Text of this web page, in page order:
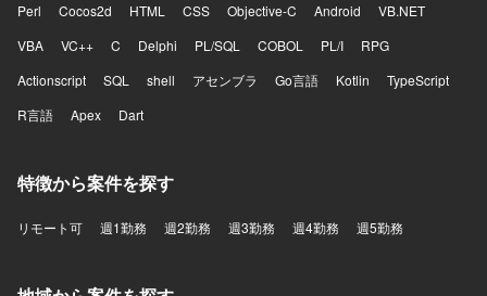
Perl
Cocos2d HTML CSS Objective-C Android
VB.NET
VBA
VC++ C Delphi PL/SQL COBOL PL/I
RPG
Actionscript
SQL shell アセンブラ Go言語 Kotlin
TypeScript
R言語
Apex Dart
特徴から案件を探す
リモート可 週1勤務 週2勤務 週3勤務 週4勤務 週5勤務